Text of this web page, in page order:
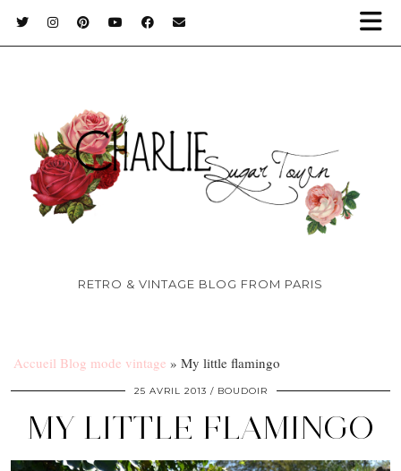
RETRO & VINTAGE BLOG FROM PARIS
Accueil Blog mode vintage » My little flamingo
25 AVRIL 2013 BOUDOIR
MY LITTLE FLAMINGO